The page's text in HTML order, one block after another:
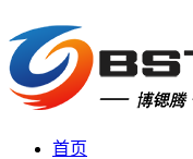
首页